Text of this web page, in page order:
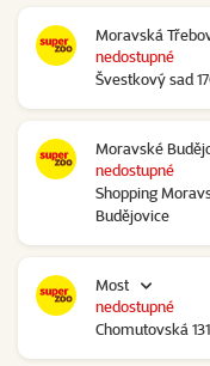
Moravská
Švestkový sad
nedostupné
Moravské
Shopping
Budějovice
nedostupné
Most
Chomutovská
nedostupné